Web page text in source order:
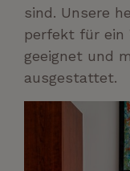
sind. Unsere
perfekt für ein
geeignet und
ausgestattet.